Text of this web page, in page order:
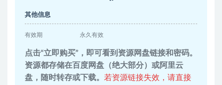
其他信息
有效期 永久有效
点击“立即购买”，即可看到资源网盘链接和密码。
资源都存储在百度网盘（绝大部分）或阿里云
盘，随时转存或下载。 若资源链接失效，请直接